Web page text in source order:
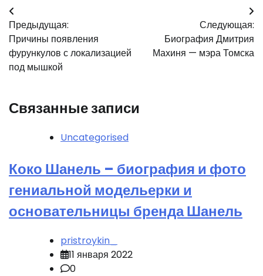
Навигация
по
записям
Предыдущая:
Причины появления
фурункулов с локализацией
под мышкой
Следующая:
Биография Дмитрия
Махиня — мэра Томска
Связанные записи
Uncategorised
Коко Шанель – биография и фото
гениальной модельерки и
основательницы бренда Шанель
pristroykin_
11 января 2022
0